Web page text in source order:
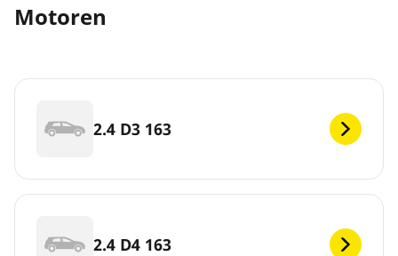
Motoren
2.4 D3 163
2.4 D4 163